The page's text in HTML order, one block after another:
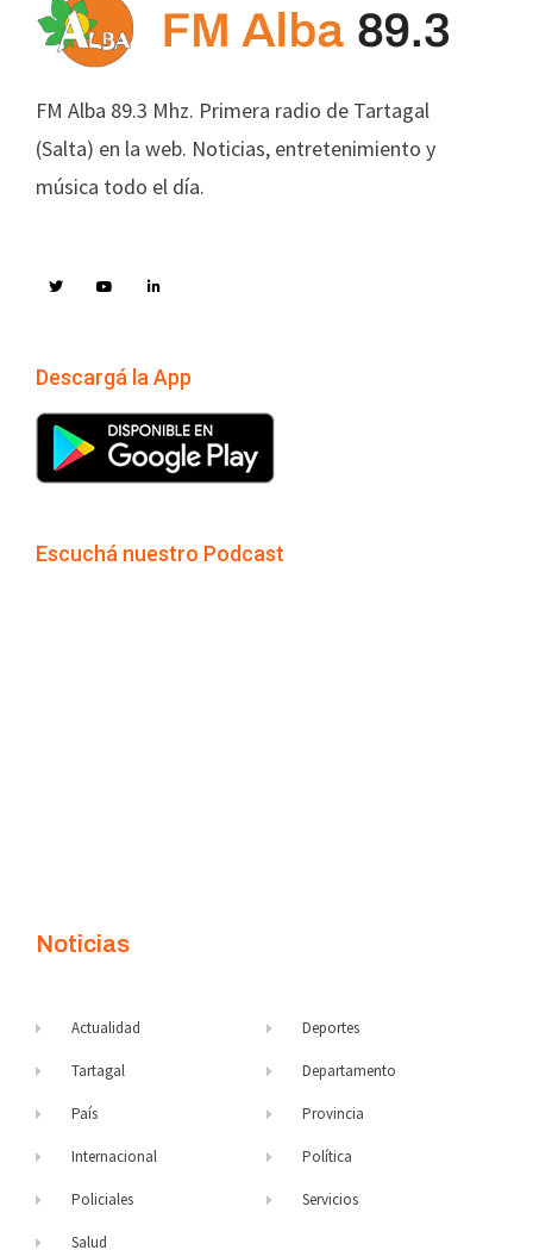
FM Alba 89.3 Mhz. Primera radio de Tartagal
(Salta) en la web. Noticias, entretenimiento y
música todo el día.
Descargá la App
Escuchá nuestro Podcast
Noticias
Actualidad
Tartagal
País
Internacional
Policiales
Salud
Deportes
Departamento
Provincia
Política
Servicios